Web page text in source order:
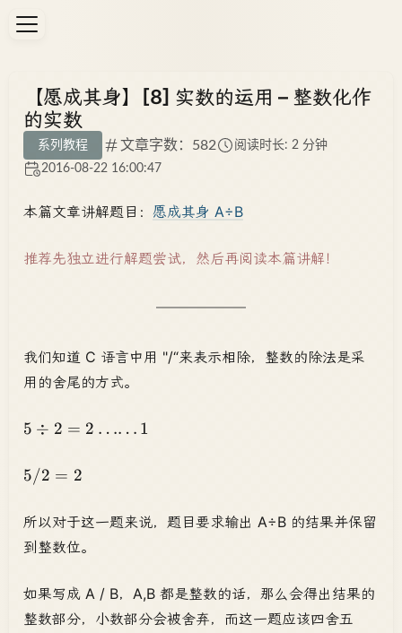
【愿成其身】[8] 实数的运用 – 整数化作
的实数
系列教程 文章字数：582
阅读时长: 2 分钟
2016-08-22 16:00:47
本篇文章讲解题目： 愿成其身 A÷B
推荐先独立进行解题尝试，然后再阅读本篇讲解！
我们知道 C 语言中用 "/“来表示相除，整数的除法是采
用的舍尾的方式。
5
2 = 2
\ldots
1
5 ÷ 2 = 2 …… 1
5
2
=
2
5/2 = 2
所以对于这一题来说，题目要求输出 A÷B 的结果并保留
到整数位。
如果写成 A / B，A,B 都是整数的话，那么会得出结果的
整数部分，小数部分会被舍弃，而这一题应该四舍五